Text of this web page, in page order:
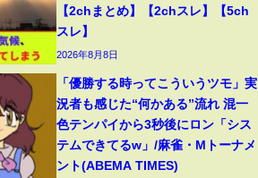
【2chまとめ】【2chスレ】【5ch
スレ】
2026年8月8日
「優勝する時ってこういうツモ」実
況者も感じた“何かある”流れ 混一
色テンパイから3秒後にロン「シス
テムできてるw」/麻雀・Mトーナメ
ント(ABEMA TIMES)